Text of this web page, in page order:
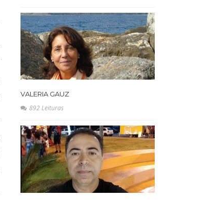
VALERIA GAUZ
892 Leituras